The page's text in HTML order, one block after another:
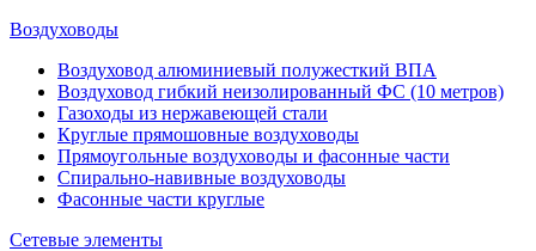
Воздуховоды
Воздуховод алюминиевый полужесткий ВПА
Воздуховод гибкий неизолированный ФС (10 метров)
Газоходы из нержавеющей стали
Круглые прямошовные воздуховоды
Прямоугольные воздуховоды и фасонные части
Спирально-навивные воздуховоды
Фасонные части круглые
Сетевые элементы